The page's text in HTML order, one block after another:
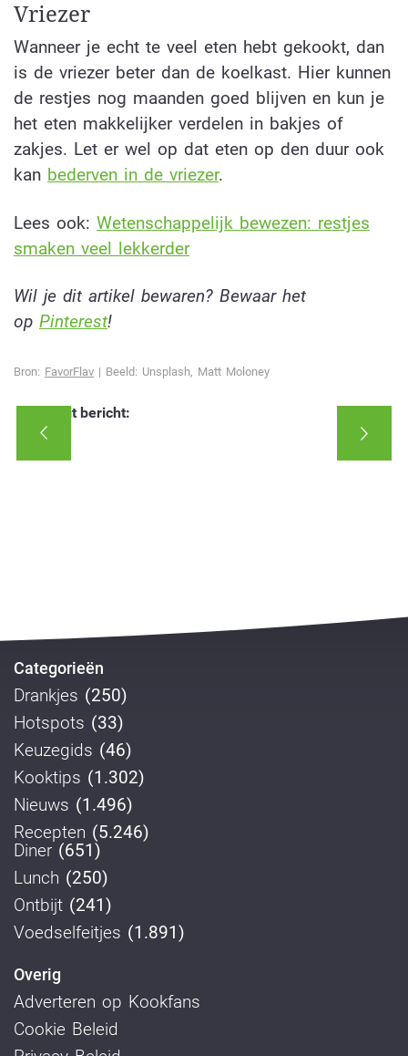
Vriezer
Wanneer je echt te veel eten hebt gekookt, dan
is de vriezer beter dan de koelkast. Hier kunnen
de restjes nog maanden goed blijven en kun je
het eten makkelijker verdelen in bakjes of
zakjes. Let er wel op dat eten op den duur ook
kan bederven in de vriezer.
Lees ook: Wetenschappelijk bewezen: restjes
smaken veel lekkerder
Wil je dit artikel bewaren? Bewaar het
op Pinterest!
Bron: FavorFlav | Beeld: Unsplash, Matt Moloney
Deel dit bericht:
Categorieën
Drankjes (250)
Hotspots (33)
Keuzegids (46)
Kooktips (1.302)
Nieuws (1.496)
Recepten (5.246)
Diner (651)
Lunch (250)
Ontbijt (241)
Voedselfeitjes (1.891)
Overig
Adverteren op Kookfans
Cookie Beleid